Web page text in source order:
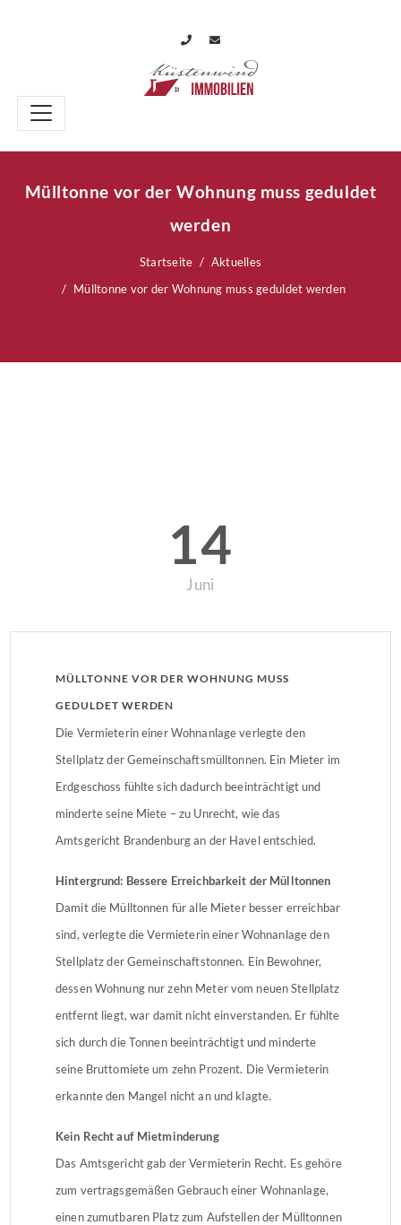
Mülltonne vor der Wohnung muss geduldet
werden
Startseite
Aktuelles
Mülltonne vor der Wohnung muss geduldet werden
14
Juni
MÜLLTONNE VOR DER WOHNUNG MUSS
GEDULDET WERDEN
Die Vermieterin einer Wohnanlage verlegte den
Stellplatz der Gemeinschaftsmülltonnen. Ein Mieter im
Erdgeschoss fühlte sich dadurch beeinträchtigt und
minderte seine Miete – zu Unrecht, wie das
Amtsgericht Brandenburg an der Havel entschied.
Hintergrund: Bessere Erreichbarkeit der Mülltonnen
Damit die Mülltonnen für alle Mieter besser erreichbar
sind, verlegte die Vermieterin einer Wohnanlage den
Stellplatz der Gemeinschaftstonnen. Ein Bewohner,
dessen Wohnung nur zehn Meter vom neuen Stellplatz
entfernt liegt, war damit nicht einverstanden. Er fühlte
sich durch die Tonnen beeinträchtigt und minderte
seine Bruttomiete um zehn Prozent. Die Vermieterin
erkannte den Mangel nicht an und klagte.
Kein Recht auf Mietminderung
Das Amtsgericht gab der Vermieterin Recht. Es gehöre
zum vertragsgemäßen Gebrauch einer Wohnanlage,
einen zumutbaren Platz zum Aufstellen der Mülltonnen